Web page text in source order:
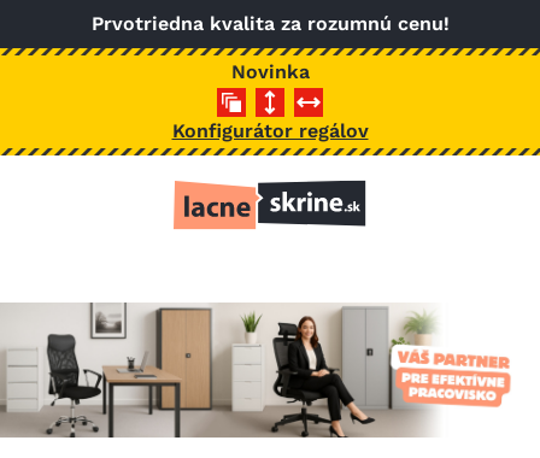
Skočiť na hlavný obsah
Prvotriedna kvalita za rozumnú cenu!
Novinka
Konfigurátor regálov